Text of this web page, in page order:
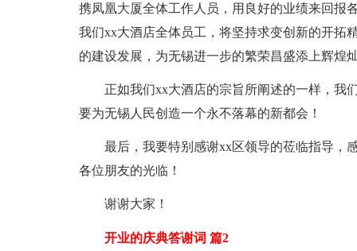
携凤凰大厦全体工作人员，用良好的业绩来回报
我们xx大酒店全体员工，将坚持求变创新的开拓
的建设发展，为无锡进一步的繁荣昌盛添上辉煌
正如我们xx大酒店的宗旨所阐述的一样，我
要为无锡人民创造一个永不落幕的新都会！
最后，我要特别感谢xx区领导的莅临指导，
各位朋友的光临！
谢谢大家！
开业的庆典答谢词 篇2